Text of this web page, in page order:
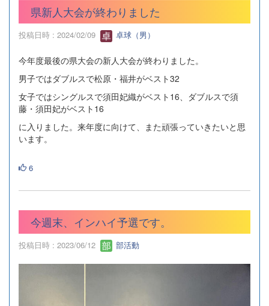
県新人大会が終わりました
投稿日時 : 2024/02/09 卓球（男）
今年度最後の県大会の新人大会が終わりました。
男子ではダブルスで松原・福井がベスト32
女子ではシングルスで須田妃織がベスト16、ダブルスで須
藤・須田妃がベスト16
に入りました。来年度に向けて、また頑張っていきたいと思
います。
6
今週末、インハイ予選です。
投稿日時 : 2023/06/12 部活動